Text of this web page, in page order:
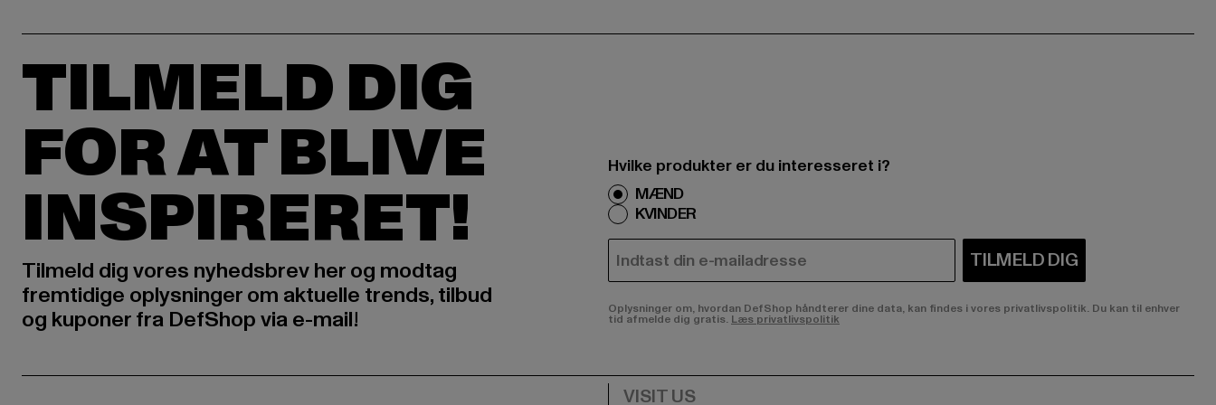
TILMELD DIG
FOR AT BLIVE
INSPIRERET!
Tilmeld dig vores nyhedsbrev her og modtag
fremtidige oplysninger om aktuelle trends, tilbud
og kuponer fra DefShop via e-mail!
Hvilke produkter er du interesseret i?
MÆND
KVINDER
E-MAIL TILMELD DIG
Oplysninger om, hvordan DefShop håndterer dine data, kan findes i vores privatlivspolitik. Du kan til enhver
tid afmelde dig gratis. Læs privatlivspolitik